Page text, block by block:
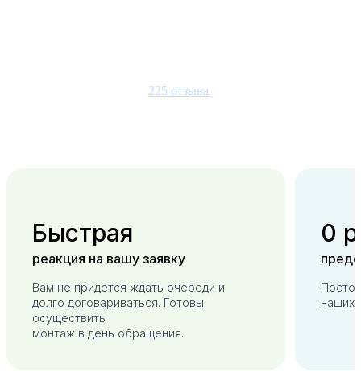
225 отзыва
Быстрая
реакция на вашу заявку
Вам не придется ждать очереди и
долго договариваться. Готовы
осуществить
монтаж в день обращения.
0
наших